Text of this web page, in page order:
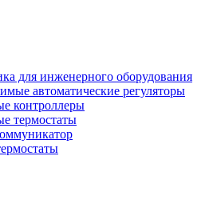
для инженерного оборудования
автоматические регуляторы
контроллеры
термостаты